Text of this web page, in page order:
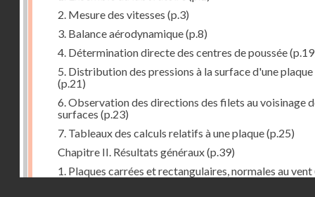
2. Mesure des vitesses (p.3)
3. Balance aérodynamique(p.8)
4. Détermination directe des centres de poussée
5. Distribution des pressions à la surface d'une plaque
(p.21)
6. Observation des directions des filets au voisinage
surfaces (p.23)
7. Tableaux des calculs relatifs à une plaque(p.25)
Chapitre II. Résultats généraux(p.39)
1. Plaques carrées et rectangulaires, normales au vent